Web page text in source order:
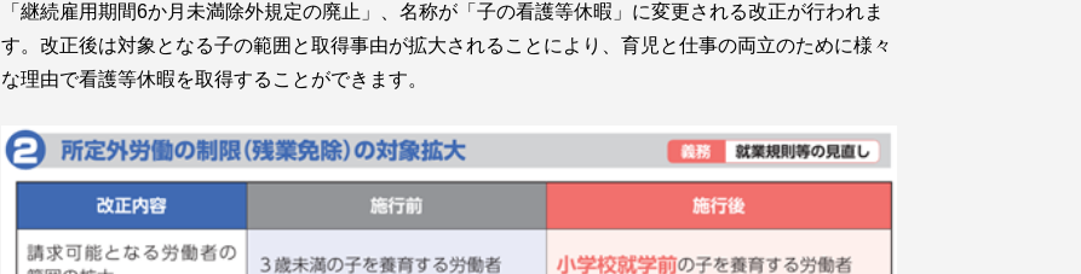
「継続雇用期間6か月未満除外規定の廃止」、名称が「子の看護等休暇」に変更される改正が行われま
す。改正後は対象となる子の範囲と取得事由が拡大されることにより、育児と仕事の両立のために様々
な理由で看護等休暇を取得することができます。